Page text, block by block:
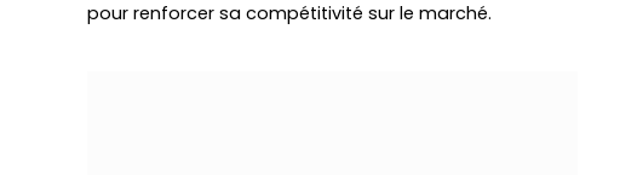
pour renforcer sa compétitivité sur le marché.